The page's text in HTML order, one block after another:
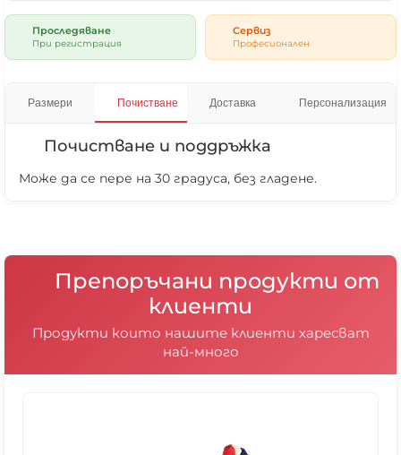
Проследяване
При регистрация
Сервиз
Професионален
Размери Почистване Доставка Персонализация
Почистване и поддръжка
Може да се пере на 30 градуса, без гладене.
Препоръчани продукти от
клиенти
Продукти които нашите клиенти харесват
най-много
❌ Няма да получиш специални отстъпки
❌ Сайтът няма да помни избора ти